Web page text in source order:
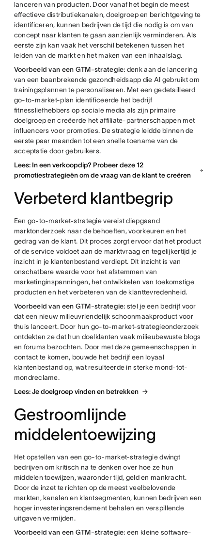
lanceren van producten. Door vanaf het begin de meest
effectieve distributiekanalen, doelgroep en berichtgeving te
identificeren, kunnen bedrijven de tijd die nodig is om van
concept naar klanten te gaan aanzienlijk verminderen. Als
eerste zijn kan vaak het verschil betekenen tussen het
leiden van de markt en het maken van een inhaalslag.
Voorbeeld van een GTM-strategie: denk aan de lancering
van een baanbrekende gezondheidsapp die AI gebruikt om
trainingsplannen te personaliseren. Met een gedetailleerd
go-to-market-plan identificeerde het bedrijf
fitnessliefhebbers op sociale media als zijn primaire
doelgroep en creëerde het affiliate-partnerschappen met
influencers voor promoties. De strategie leidde binnen de
eerste paar maanden tot een snelle toename van de
acceptatie door gebruikers.
Lees: In een verkoopdip? Probeer deze 12
promotiestrategieën om de vraag van de klant te creëren
Verbeterd klantbegrip
Een go-to-market-strategie vereist diepgaand
marktonderzoek naar de behoeften, voorkeuren en het
gedrag van de klant. Dit proces zorgt ervoor dat het product
of de service voldoet aan de marktvraag en tegelijkertijd je
inzicht in je klantenbestand verdiept. Dit inzicht is van
onschatbare waarde voor het afstemmen van
marketinginspanningen, het ontwikkelen van toekomstige
producten en het verbeteren van de klanttevredenheid.
Voorbeeld van een GTM-strategie: stel je een bedrijf voor
dat een nieuw milieuvriendelijk schoonmaakproduct voor
thuis lanceert. Door hun go-to-market-strategieonderzoek
ontdekten ze dat hun doelklanten vaak milieubewuste blogs
en forums bezochten. Door met deze gemeenschappen in
contact te komen, bouwde het bedrijf een loyaal
klantenbestand op, wat resulteerde in sterke mond-tot-
mondreclame.
Lees: Je doelgroep vinden en betrekken
Gestroomlijnde
middelentoewijzing
Het opstellen van een go-to-market-strategie dwingt
bedrijven om kritisch na te denken over hoe ze hun
middelen toewijzen, waaronder tijd, geld en mankracht.
Door de inzet te richten op de meest veelbelovende
markten, kanalen en klantsegmenten, kunnen bedrijven een
hoger investeringsrendement behalen en verspillende
uitgaven vermijden.
Voorbeeld van een GTM-strategie: een kleine software-